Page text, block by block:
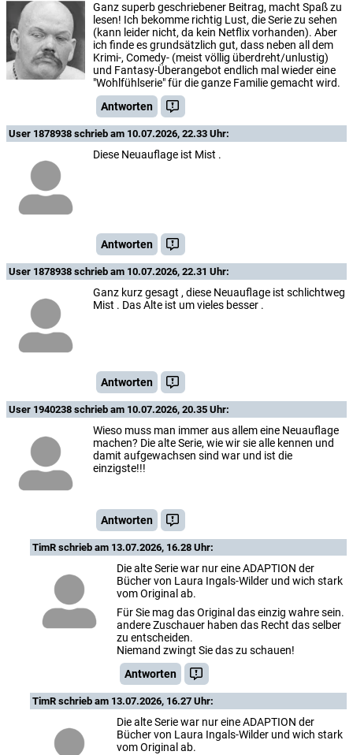
Ganz superb geschriebener Beitrag, macht Spaß zu
lesen! Ich bekomme richtig Lust, die Serie zu sehen
(kann leider nicht, da kein Netflix vorhanden). Aber
ich finde es grundsätzlich gut, dass neben all dem
Krimi-, Comedy- (meist völlig überdreht/unlustig)
und Fantasy-Überangebot endlich mal wieder eine
"Wohlfühlserie" für die ganze Familie gemacht wird.
Antworten
User 1878938 schrieb am 10.07.2026, 22.33 Uhr:
Diese Neuauflage ist Mist .
Antworten
User 1878938 schrieb am 10.07.2026, 22.31 Uhr:
Ganz kurz gesagt , diese Neuauflage ist schlichtweg
Mist . Das Alte ist um vieles besser .
Antworten
User 1940238 schrieb am 10.07.2026, 20.35 Uhr:
Wieso muss man immer aus allem eine Neuauflage
machen? Die alte Serie, wie wir sie alle kennen und
damit aufgewachsen sind war und ist die
einzigste!!!
Antworten
TimR schrieb am 13.07.2026, 16.28 Uhr:
Die alte Serie war nur eine ADAPTION der
Bücher von Laura Ingals-Wilder und wich stark
vom Original ab.
Für Sie mag das Original das einzig wahre sein.
andere Zuschauer haben das Recht das selber
zu entscheiden.
Niemand zwingt Sie das zu schauen!
Antworten
TimR schrieb am 13.07.2026, 16.27 Uhr:
Die alte Serie war nur eine ADAPTION der
Bücher von Laura Ingals-Wilder und wich stark
vom Original ab.